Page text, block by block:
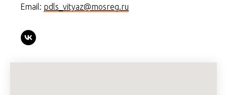
Email: pdls_vityaz@mosreg.ru